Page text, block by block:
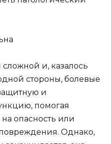
и, казалось
стороны, болевые
и
помогая
опасность или
Однако,